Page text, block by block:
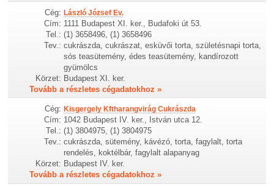
Cég: László József Ev.
Cím: 1111 Budapest XI. ker., Budafoki út 53.
Tel.: (1) 3658496, (1) 3658496
Tev.: cukrászda, cukrászat, esküvői torta, születésnapi torta,
sós teasütemény, édes teasütemény, kandírozott
gyümölcs
Körzet: Budapest XI. ker.
Tovább a részletes cégadatokhoz »
Cég: Kisgergely Kftharangvirág Cukrászda
Cím: 1042 Budapest IV. ker., István utca 12.
Tel.: (1) 3804975, (1) 3804975
Tev.: cukrászda, sütemény, kávézó, torta, fagylalt, torta
rendelés, koktélbár, fagylalt alapanyag
Körzet: Budapest IV. ker.
Tovább a részletes cégadatokhoz »